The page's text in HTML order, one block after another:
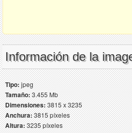
Información de la
Tipo:jpeg
Tamaño:3.455 Mb
Dimensiones:3815 x 3235
Anchura:3815 píxeles
Altura:3235 píxeles